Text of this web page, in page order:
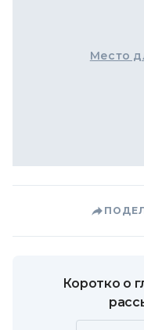
Место
Коротко о